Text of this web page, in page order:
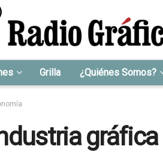
Grilla ¿Quiénes Somos?